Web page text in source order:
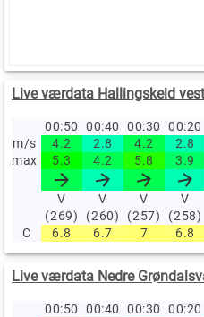
Live værdata Hallingskeid
00:50 00:40 00:30 00:20
m/s
4.2 2.8 4.2 2.8
max
5.3 4.2 5.8 3.9
V
(269)
V
(260)
V
(257)
V
(258)
C
6.8 6.7 7 6.8
Live værdata Nedre
00:50 00:40 00:30 00:20